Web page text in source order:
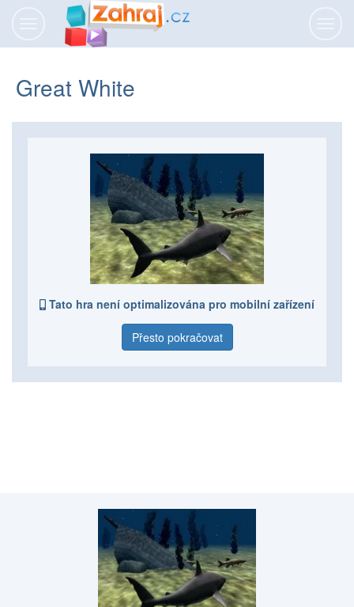
Great White
Tato hra není optimalizována pro mobilní zařízení
Přesto pokračovat